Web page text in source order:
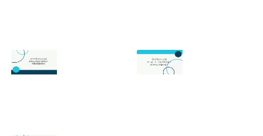
心者でも勝てるお
すすめを解説
2026.07.19
面白い！初心者向
けのやり方の基本
を徹底解説！